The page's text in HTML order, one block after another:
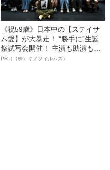
《祝59歳》日本中の【ステイサ
ム愛】が大暴走！ “勝手に”生誕
祭試写会開催！ 主演も助演も全
部ステイサム！「ステサミー
PR（（株）キノフィルムズ）